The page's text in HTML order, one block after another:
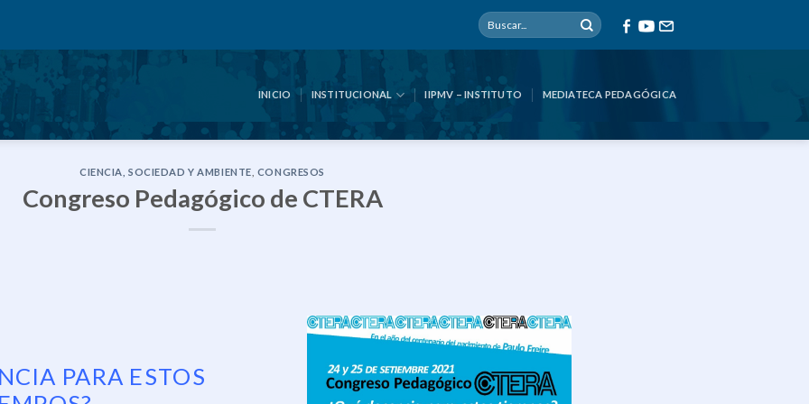
INICIO INSTITUCIONAL IIPMV – INSTITUTO MEDIATECA PEDAGÓGICA
CIENCIA, SOCIEDAD Y AMBIENTE CONGRESOS
Congreso Pedagógico de CTERA
PARA ESTOS